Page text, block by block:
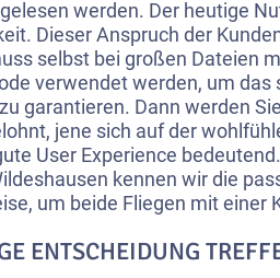
werden. Der heutige
Dieser Anspruch der
selbst bei großen Dateien
verwendet werden, um das
garantieren. Dann werden
jene sich auf der
User Experience
kennen wir die
um beide Fliegen mit einer
ENTSCHEIDUNG